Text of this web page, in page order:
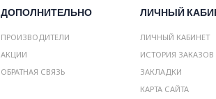
ДОПОЛНИТЕЛЬНО
ПРОИЗВОДИТЕЛИ
АКЦИИ
ОБРАТНАЯ СВЯЗЬ
ЛИЧНЫЙ
ЛИЧНЫЙ КАБИНЕТ
ИСТОРИЯ ЗАКАЗОВ
ЗАКЛАДКИ
КАРТА САЙТА